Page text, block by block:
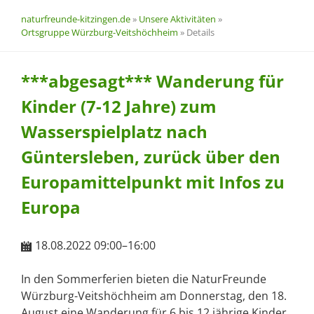
naturfreunde-kitzingen.de» Unsere Aktivitäten »
Ortsgruppe Würzburg-Veitshöchheim » Details
***abgesagt*** Wanderung für
Kinder (7-12 Jahre) zum
Wasserspielplatz nach
Güntersleben, zurück über den
Europamittelpunkt mit Infos zu
Europa
18.08.2022 09:00–16:00
In den Sommerferien bieten die NaturFreunde
Würzburg-Veitshöchheim am Donnerstag, den 18.